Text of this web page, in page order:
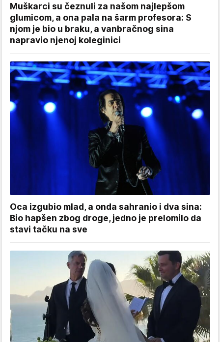
Muškarci su čeznuli za našom najlepšom
glumicom, a ona pala na šarm profesora: S
njom je bio u braku, a vanbračnog sina
napravio njenoj koleginici
Oca izgubio mlad, a onda sahranio i dva sina:
Bio hapšen zbog droge, jedno je prelomilo da
stavi tačku na sve